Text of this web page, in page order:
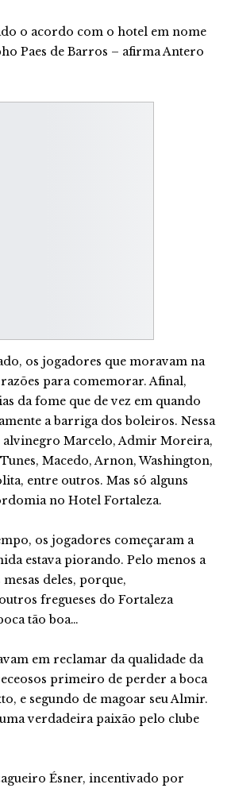
o acordo com o hotel em nome
Paes de Barros – afirma Antero
os jogadores que moravam na
para comemorar. Afinal,
da fome que de vez em quando
a barriga dos boleiros. Nessa
alvinegro Marcelo, Admir Moreira,
Macedo, Arnon, Washington,
entre outros. Mas só alguns
no Hotel Fortaleza.
os jogadores começaram a
estava piorando. Pelo menos a
deles, porque,
fregueses do Fortaleza
tão boa…
em reclamar da qualidade da
primeiro de perder a boca
e segundo de magoar seu Almir.
verdadeira paixão pelo clube
Ésner, incentivado por